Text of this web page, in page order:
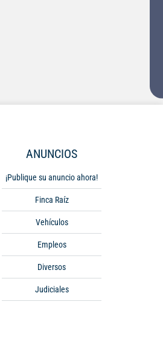
ANUNCIOS
¡Publique su anuncio ahora!
Finca Raíz
Vehículos
Empleos
Diversos
Judiciales